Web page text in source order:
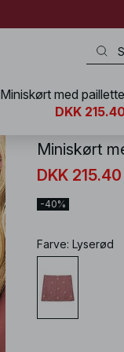
NA-KD /
Miniskørt
DKK 215.40
-40%
Farve: Lyserød
Miniskørt med
DKK